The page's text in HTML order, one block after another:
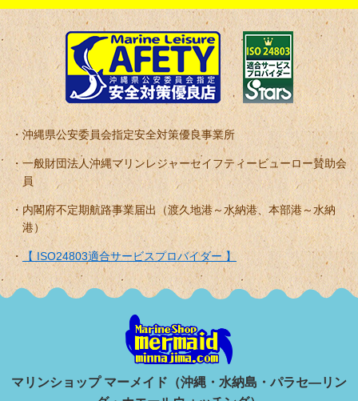
沖縄県公安委員会指定安全対策優良事業所
一般財団法人沖縄マリンレジャーセイフティービューロー賛助会
員
内閣府不定期航路事業届出（渡久地港～水納港、本部港～水納
港）
【 ISO24803適合サービスプロバイダー 】
マリンショップ マーメイド（沖縄・水納島・パラセ―リン